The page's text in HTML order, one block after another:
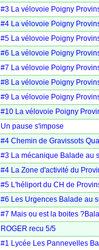
#3 La vélovoie Poigny
#4 La vélovoie Poigny
#5 La vélovoie Poigny
#6 La vélovoie Poigny
#7 La vélovoie Poigny
#8 La vélovoie Poigny
#9 La vélovoie Poigny
#10 La vélovoie Poigny
Un pause s'impose
#4 Chemin de Gravissots
#3 La mécanique Balade au
#4 La Zone d'activité du
#5 L'héliport du CH de
#6 Les Urgences Balade au
#7 Mais ou est la boites
ROGER recu 5/5
#1 Lycée Les Pannevelles